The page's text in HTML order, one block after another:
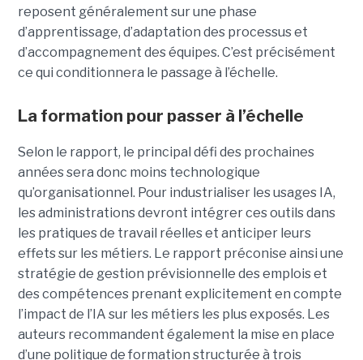
reposent généralement sur une phase
d’apprentissage, d’adaptation des processus et
d’accompagnement des équipes. C’est précisément
ce qui conditionnera le passage à l’échelle.
La formation pour passer à l’échelle
Selon le rapport, le principal défi des prochaines
années sera donc moins technologique
qu’organisationnel. Pour industrialiser les usages IA,
les administrations devront intégrer ces outils dans
les pratiques de travail réelles et anticiper leurs
effets sur les métiers. Le rapport préconise ainsi une
stratégie de gestion prévisionnelle des emplois et
des compétences prenant explicitement en compte
l’impact de l’IA sur les métiers les plus exposés. Les
auteurs recommandent également la mise en place
d’une politique de formation structurée à trois